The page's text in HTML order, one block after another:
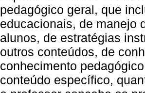
pedagógico geral, que
educacionais, de manejo
alunos, de estratégias
outros conteúdos, de
conhecimento
conteúdo específico,